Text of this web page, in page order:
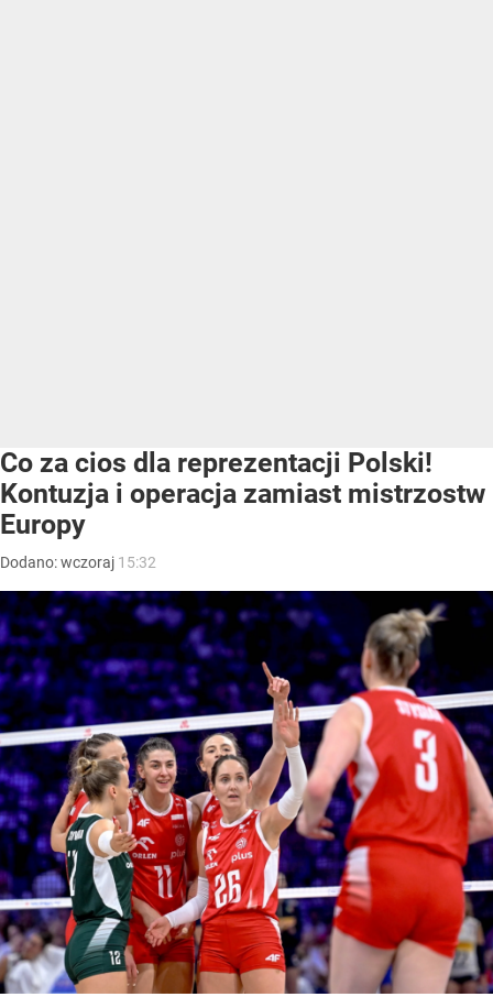
Co za cios dla reprezentacji Polski!
Kontuzja i operacja zamiast mistrzostw
Europy
Dodano:wczoraj 15:32